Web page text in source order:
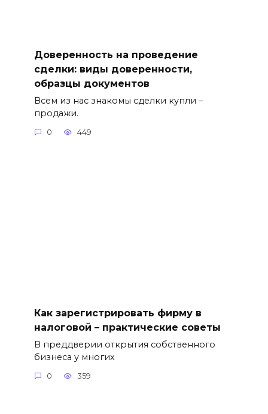
Доверенность на проведение
сделки: виды доверенности,
образцы документов
Всем из нас знакомы сделки купли –
продажи.
0 449
Как зарегистрировать фирму в
налоговой – практические советы
В преддверии открытия собственного
бизнеса у многих
0 359